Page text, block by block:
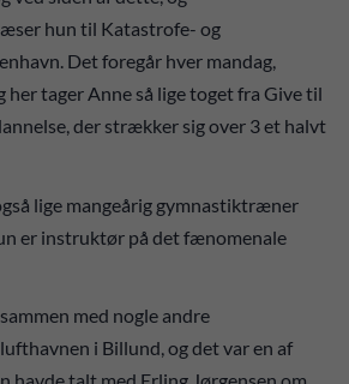
hun til Katastrofe- og
Det foregår hver mandag,
her tager Anne så lige toget fra Give til
der strækker sig over 3 et halvt
lige mangeårig gymnastiktræner
er instruktør på det fænomenale
med nogle andre
i Billund, og det var en af